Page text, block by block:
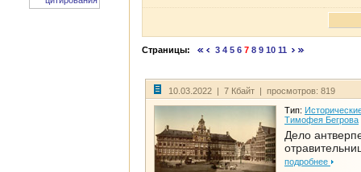
Страницы: 3 4 5 6 7 8 9 10 11
10.03.2022 | 7 Кбайт | просмотров: 819
Тип:
Тимофея Бегрова
Дело
подробнее